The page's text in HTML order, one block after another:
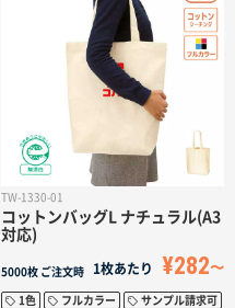
ンでオリジナルトートバッグをリーズナ
ブルに作成出来ます。
TW-1330-01
コットンバッグL ナチュラル(A3
対応)
5000枚 ご注文時 1枚あたり ¥282
1色 フルカラー サンプル請求可